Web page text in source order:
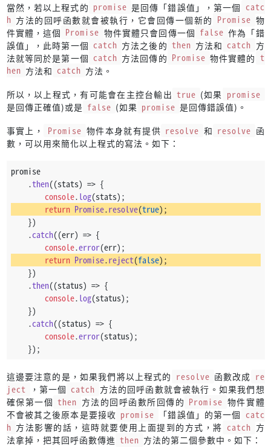
當然，若以上程式的 promise 是回傳「錯誤值」，第一個 catc
h 方法的回呼函數就會被執行，它會回傳一個新的 Promise 物
件實體，這個 Promise 物件實體只會回傳一個 false 作為「錯
誤值」，此時第一個 catch 方法之後的 then 方法和 catch 方
法就等同於是第一個 catch 方法回傳的 Promise 物件實體的 t
hen 方法和 catch 方法。
所以，以上程式，有可能會在主控台輸出 true (如果 promise
是回傳正確值)或是 false (如果 promise 是回傳錯誤值)。
事實上，
Promise 物件本身就有提供 resolve 和 resolve 函
數，可以用來簡化以上程式的寫法。如下：
promise
    .
then((stats) => {
console. log(stats);
return Promise.resolve(true);
    })
    .
catch((err) => {
console.error(err);
return Promise.reject(false);
    })
    .
then((status) => {
console. log(status);
    })
    .
catch((status) => {
console.error(status);
    });
這邊要注意的是，如果我們將以上程式的 resolve 函數改成 re
ject
，第一個 catch 方法的回呼函數就會被執行。如果我們想
確保第一個 then 方法的回呼函數所回傳的 Promise 物件實體
不會被其之後原本是要接收 promise 「錯誤值」的第一個 catc
h 方法影響的話，這時就要使用上面提到的方式，將 catch 方
法拿掉，把其回呼函數傳進 then 方法的第二個參數中。如下：